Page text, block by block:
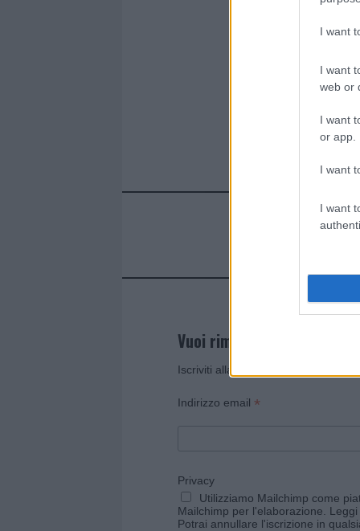
I want
I want
web or
I want
or app.
I want
I want
re
Vuoi rimanere sempre
Iscriviti alla newsletter di Gallura
Indirizzo email *
Privacy
Utilizziamo Mailchimp come
Mailchimp per l'elaborazione.
Potrai annullare l'iscrizione in